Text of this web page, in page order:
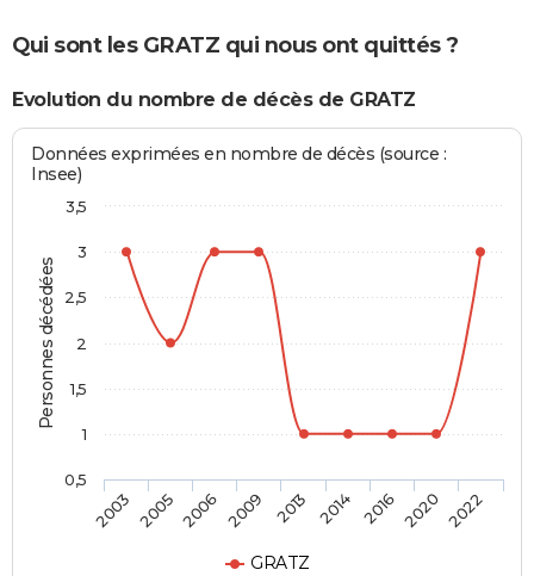
Qui sont les GRATZ qui nous ont quittés ?
Evolution du nombre de décès de GRATZ
Personnes décédées
Données exprimées en nombre de décès (source :
Insee)
GRATZ
2003 2005 2006 2009 2013 2014 2016 2020 2022
0,5
1
1,5
2
2,5
3
3,5